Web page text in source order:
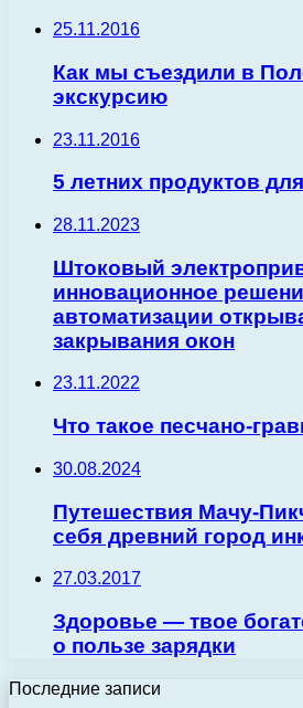
25.11.2016
Как мы съездили в
экскурсию
23.11.2016
5 летних продуктов
28.11.2023
Штоковый
инновационное
автоматизации
закрывания окон
23.11.2022
Что такое песчано-
30.08.2024
Путешествия Мачу-
себя древний город
27.03.2017
Здоровье — твое
о пользе зарядки
Последние записи